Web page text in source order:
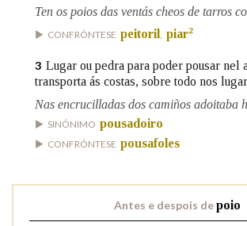
BUSCAR NO CONTIDO
Na fraseoloxía
Ten os poios das ventás cheos de tarros
CONFRÓNTESE peitoril , piar2
3 Lugar ou pedra para poder pousar nel
transporta ás costas, sobre todo nos
Nas encrucilladas dos camiños adoitaba
SINÓNIMO pousadoiro
CONFRÓNTESE pousafoles
Antes e despois depoio